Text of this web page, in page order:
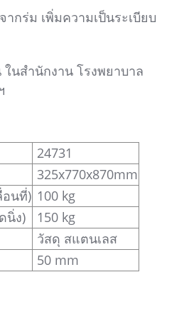
กร่ม เพิ่มความเป็นระเบียบ
ในสำนักงาน โรงพยาบาล
24731
325x770x870mm
นที่) 100 kg
นิ่ง)
150 kg
วัสดุ สแตนเลส
50 mm